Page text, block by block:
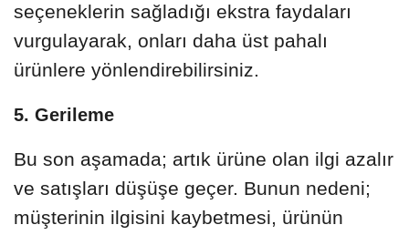
seçeneklerin sağladığı ekstra faydaları
vurgulayarak, onları daha üst pahalı
ürünlere yönlendirebilirsiniz.
5. Gerileme
Bu son aşamada; artık ürüne olan ilgi azalır
ve satışları düşüşe geçer. Bunun nedeni;
müşterinin ilgisini kaybetmesi, ürünün